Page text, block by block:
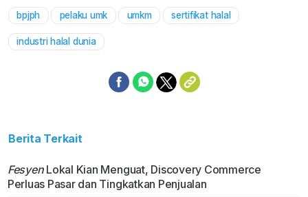
bpjph pelaku umk umkm sertifikat halal
industri halal dunia
Berita Terkait
FesyenLokal Kian Menguat, Discovery Commerce
Perluas Pasar dan Tingkatkan Penjualan